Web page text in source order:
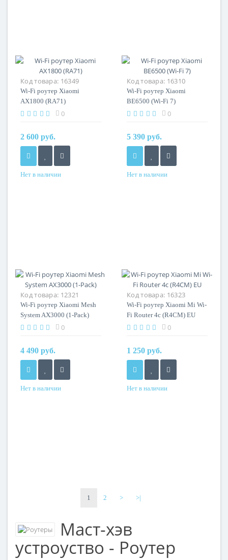
Код товара: 16349
Wi-Fi роутер Xiaomi
AX1800 (RA71)
0
2 600 руб.
Нет в наличии
Код товара: 16310
Wi-Fi роутер Xiaomi
BE6500 (Wi-Fi 7)
0
5 390 руб.
Нет в наличии
Код товара: 12321
Wi-Fi роутер Xiaomi Mesh
System AX3000 (1-Pack)
0
4 490 руб.
Нет в наличии
Код товара: 16323
Wi-Fi роутер Xiaomi Mi Wi-
Fi Router 4c (R4CM) EU
0
1 250 руб.
Нет в наличии
1 2 > >|
Маст-хэв
устроуство - Роутер